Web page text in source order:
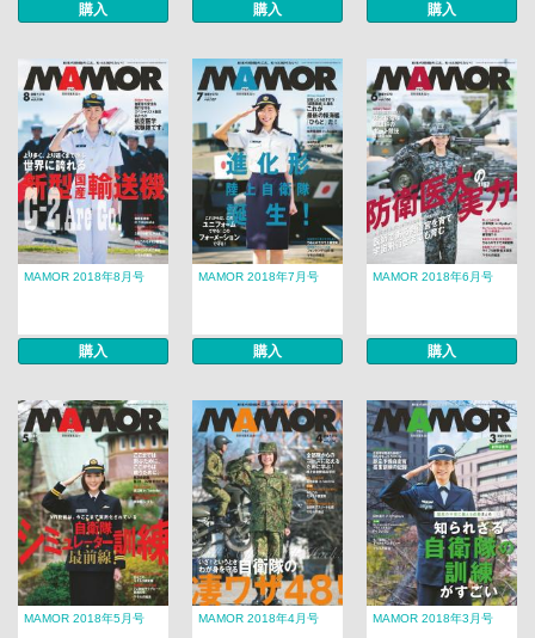
購入 購入 購入
MAMOR 2018年8月号
購入
MAMOR 2018年7月号
購入
MAMOR 2018年6月号
購入
MAMOR 2018年5月号 MAMOR 2018年4月号 MAMOR 2018年3月号